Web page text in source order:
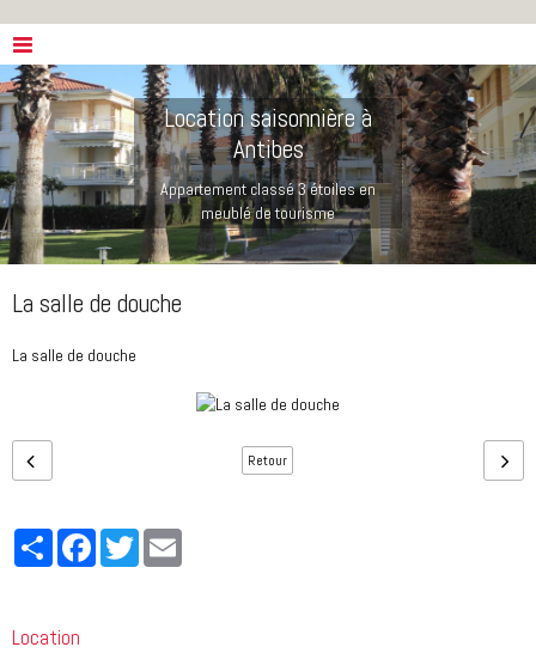
Location saisonnière à
Antibes
Appartement classé 3 étoiles en
meublé de tourisme
La salle de douche
La salle de douche
Retour
PartagerFacebookTwitter
Location